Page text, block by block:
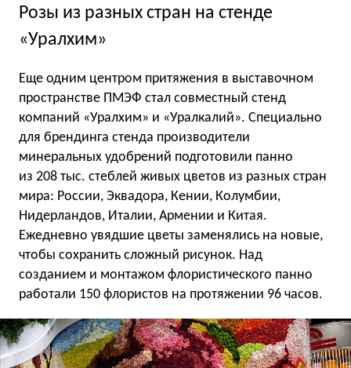
Розы из разных стран на стенде
«Уралхим»
Еще одним центром притяжения в выставочном
пространстве ПМЭФ стал совместный стенд
компаний «Уралхим» и «Уралкалий». Специально
для брендинга стенда производители
минеральных удобрений подготовили панно
из 208 тыс. стеблей живых цветов из разных стран
мира: России, Эквадора, Кении, Колумбии,
Нидерландов, Италии, Армении и Китая.
Ежедневно увядшие цветы заменялись на новые,
чтобы сохранить сложный рисунок. Над
созданием и монтажом флористического панно
работали 150 флористов на протяжении 96 часов.